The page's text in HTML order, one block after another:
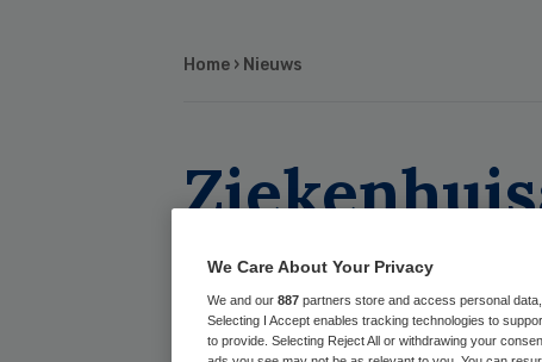
Home › Nieuws
Knibbe
hoogleraar
We Care About Your Privacy
We and our 887 partners store and access personal
Selecting I Accept enables tracking technologies to
to provide. Selecting Reject All or withdrawing your